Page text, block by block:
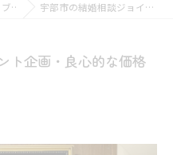
ブログ 宇部市の結婚相談ジョイント企画・良心的な価格設定
ト企画・良心的な価格